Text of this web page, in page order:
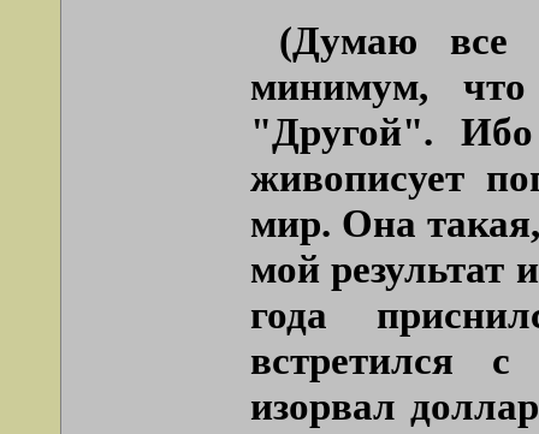
(Думаю все
минимум, что
"Другой".
живописует
мир. Она
мой результат
года
встретился
изорвал